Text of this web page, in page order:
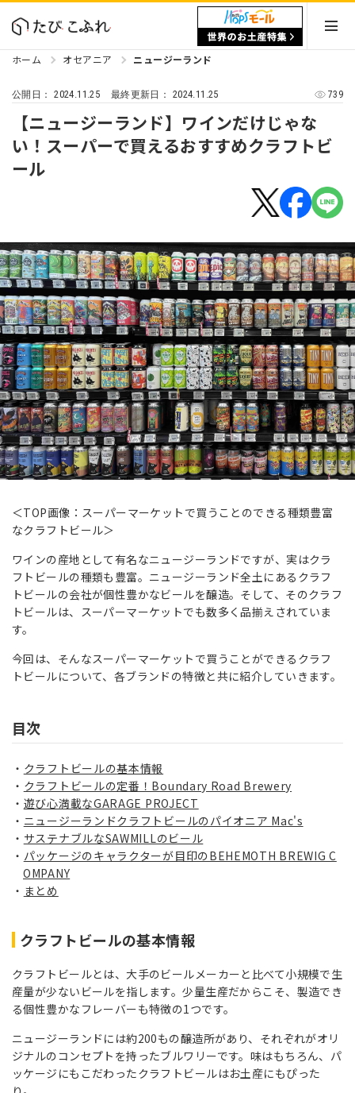
ホーム オセアニア ニュージーランド
公開日：2024.11.25 最終更新日： 2024.11.25 739
【ニュージーランド】ワインだけじゃな
い！スーパーで買えるおすすめクラフトビ
ール
＜TOP画像：スーパーマーケットで買うことのできる種類豊富
なクラフトビール＞
ワインの産地として有名なニュージーランドですが、実はクラ
フトビールの種類も豊富。ニュージーランド全土にあるクラフ
トビールの会社が個性豊かなビールを醸造。そして、そのクラフ
トビールは、スーパーマーケットでも数多く品揃えされていま
す。
今回は、そんなスーパーマーケットで買うことができるクラフ
トビールについて、各ブランドの特徴と共に紹介していきます。
目次
クラフトビールの基本情報
クラフトビールの定番！Boundary Road Brewery
遊び心満載なGARAGE PROJECT
ニュージーランドクラフトビールのパイオニア Mac's
サステナブルなSAWMILLのビール
パッケージのキャラクターが目印のBEHEMOTH BREWIG C
OMPANY
まとめ
クラフトビールの基本情報
クラフトビールとは、大手のビールメーカーと比べて小規模で生
産量が少ないビールを指します。少量生産だからこそ、製造でき
る個性豊かなフレーバーも特徴の1つです。
ニュージーランドには約200もの醸造所があり、それぞれがオリ
ジナルのコンセプトを持ったブルワリーです。味はもちろん、パ
ッケージにもこだわったクラフトビールはお土産にもぴった